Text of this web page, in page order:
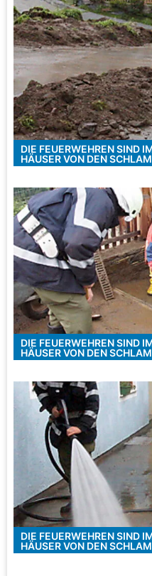
DIE FEUERWEHREN SIND
HÄUSER VON DEN
DIE FEUERWEHREN SIND
HÄUSER VON DEN
DIE FEUERWEHREN SIND
HÄUSER VON DEN